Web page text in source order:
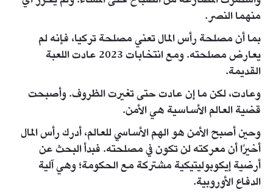
منهما النصر.
بما أن مصلحة رأس المال تعني مصلحة تركيا، فإنه لم
يعارض مصلحته. ومع انتخابات 2023 عادت اللعبة
القديمة.
وعادت، لكن ما إن عادت حتى تغيرت الظروف. وأصبحت
قضية العالم الأساسية هي الأمن.
وحين أصبح الأمن هو الهم الأساسي للعالم، أدرك رأس المال
أخيرًا أن معركته لن تكون في مصلحته. فبدأ البحث عن
أرضية إيكوبوليتيكية مشتركة مع الحكومة؛ وهي آلية
الدفاع الأوروبية.